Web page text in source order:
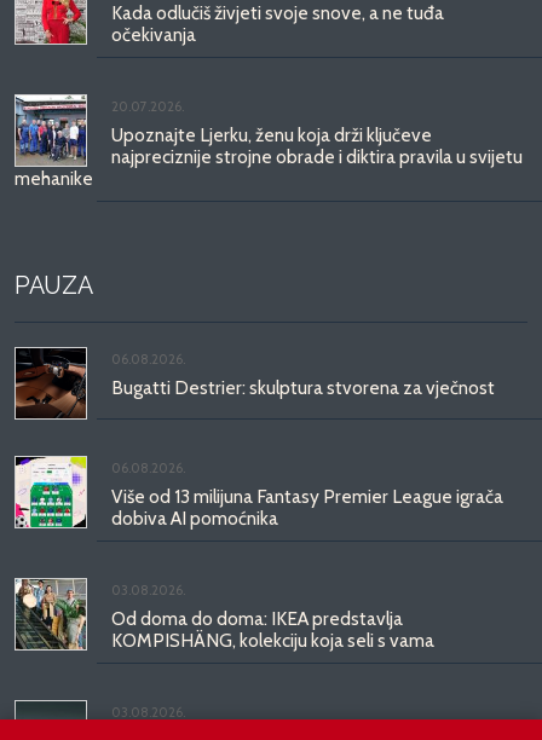
Kada odlučiš živjeti svoje snove, a ne tuđa
očekivanja
20.07.2026.
Upoznajte Ljerku, ženu koja drži ključeve
najpreciznije strojne obrade i diktira pravila u svijetu
mehanike
PAUZA
06.08.2026.
Bugatti Destrier: skulptura stvorena za vječnost
06.08.2026.
Više od 13 milijuna Fantasy Premier League igrača
dobiva AI pomoćnika
03.08.2026.
Od doma do doma: IKEA predstavlja
KOMPISHÄNG, kolekciju koja seli s vama
03.08.2026.